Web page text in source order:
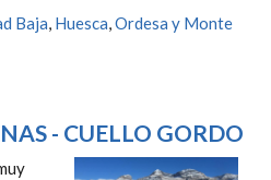
Baja, Huesca,Ordesa y Monte
- CUELLO GORDO